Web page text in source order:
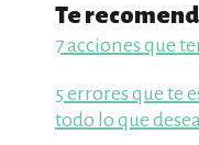
Te
7 acciones que
5 errores que te
todo lo que